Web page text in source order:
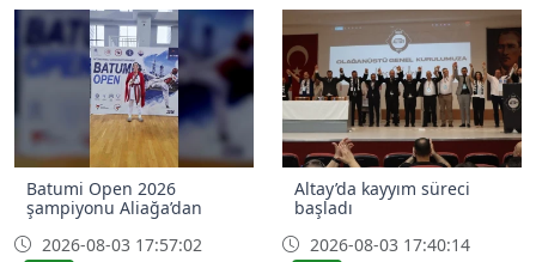
Batumi Open 2026
şampiyonu Aliağa’dan
2026-08-03 17:57:02
Altay’da kayyım süreci
başladı
2026-08-03 17:40:14